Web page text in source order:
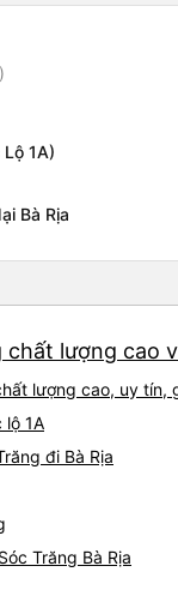
1A)
Bà Rịa
lượng cao
lượng cao, uy tín,
lộ 1A
đi Bà Rịa
Trăng Bà Rịa